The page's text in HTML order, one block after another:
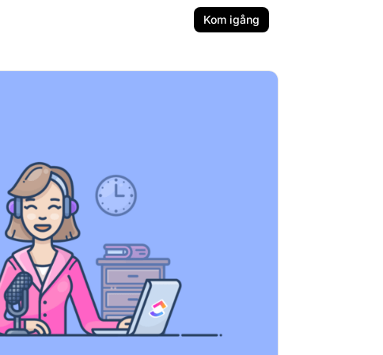
Kom igång